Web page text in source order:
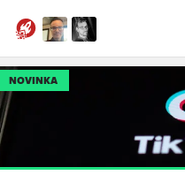
NOVINKA